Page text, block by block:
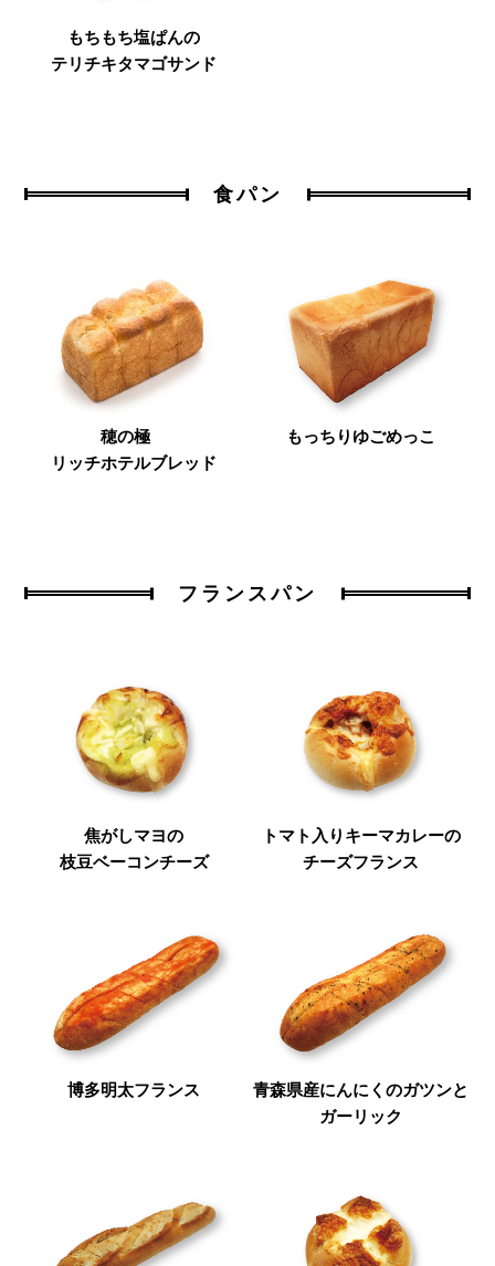
もちもち塩ぱんの
テリチキタマゴサンド
食パン
穂の極
リッチホテルブレッド
もっちりゆごめっこ
フランスパン
焦がしマヨの
枝豆ベーコンチーズ
トマト入りキーマカレーの
チーズフランス
博多明太フランス
青森県産にんにくのガツンと
ガーリック